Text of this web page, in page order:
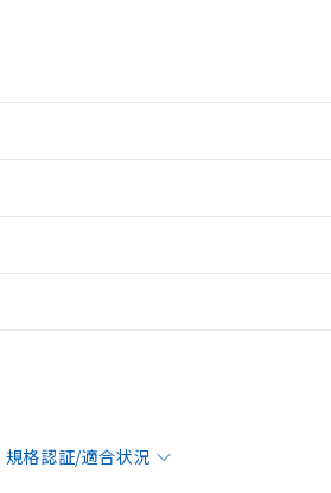
規格認証/適合状況